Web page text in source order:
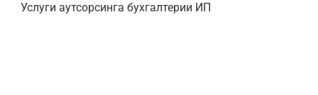
Услуги аутсорсинга бухгалтерии ИП